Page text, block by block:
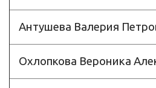
Антушева Валерия
Охлопкова Вероника